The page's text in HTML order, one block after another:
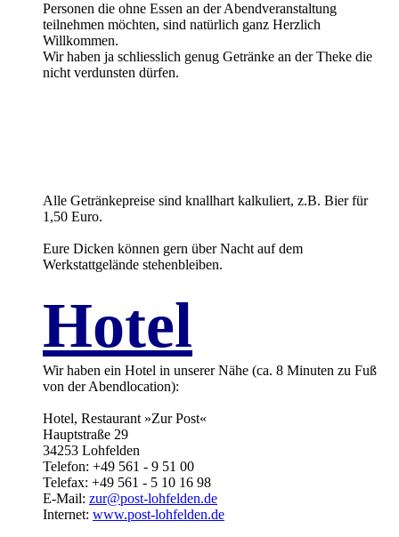
Personen die ohne Essen an der Abendveranstaltung
teilnehmen möchten, sind natürlich ganz Herzlich
Willkommen.
Wir haben ja schliesslich genug Getränke an der Theke die
nicht verdunsten dürfen.
Alle Getränkepreise sind knallhart kalkuliert, z.B. Bier für
1,50 Euro.
Eure Dicken können gern über Nacht auf dem
Werkstattgelände stehenbleiben.
Hotel
Wir haben ein Hotel in unserer Nähe (ca. 8 Minuten zu Fuß
von der Abendlocation):
Hotel, Restaurant »Zur Post«
Hauptstraße 29
34253 Lohfelden
Telefon: +49 561 - 9 51 00
Telefax: +49 561 - 5 10 16 98
E-Mail: zur@post-lohfelden.de
Internet: www.post-lohfelden.de